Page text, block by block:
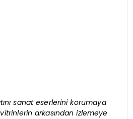
sanat eserlerini korumaya
arkasından izlemeye